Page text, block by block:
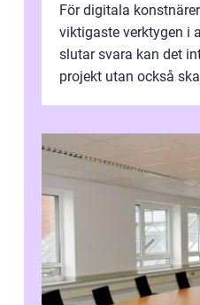
För digitala
viktigaste verktygen i
slutar svara kan det
projekt utan också